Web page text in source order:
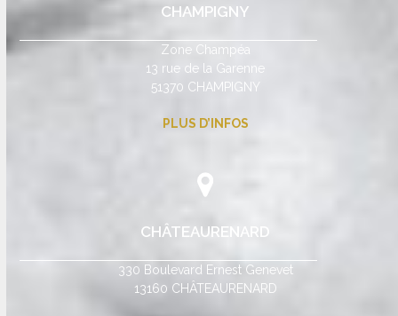
CHAMPIGNY
Zone Champéa
13 rue de la Garenne
51370 CHAMPIGNY
PLUS D’INFOS
CHÂTEAURENARD
330 Boulevard Ernest Genevet
13160 CHÂTEAURENARD